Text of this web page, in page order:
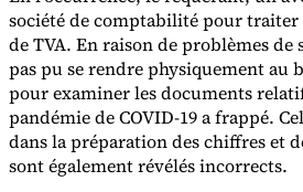
Experts
Nos auteurs
société de comptabilité pour traiter
de TVA. En raison de problèmes de
pas pu se rendre physiquement au
pour examiner les documents
pandémie de COVID-19 a frappé.
dans la préparation des chiffres et
sont également révélés incorrects.